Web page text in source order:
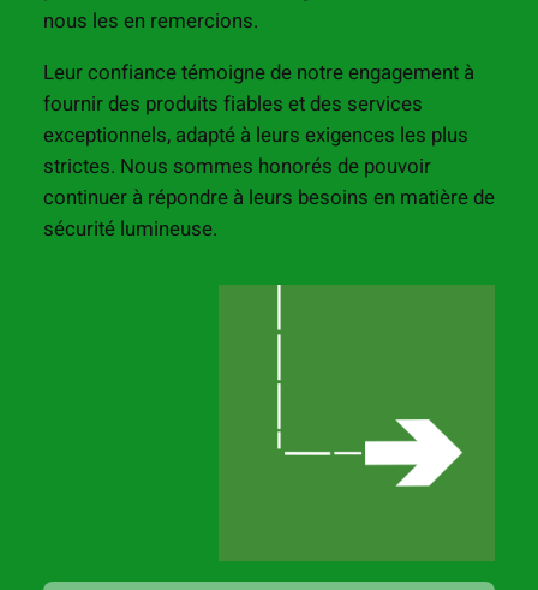
nous les en remercions.
Leur confiance témoigne de notre engagement à
fournir des produits fiables et des services
exceptionnels, adapté à leurs exigences les plus
strictes. Nous sommes honorés de pouvoir
continuer à répondre à leurs besoins en matière de
sécurité lumineuse.